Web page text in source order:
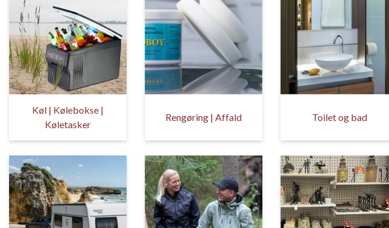
Køl | Kølebokse |
Køletasker
Rengøring | Affald Toilet og bad